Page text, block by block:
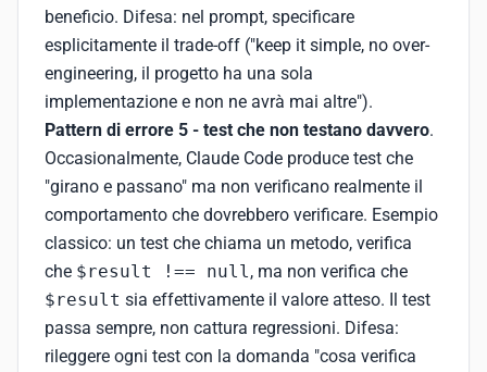
beneficio. Difesa: nel prompt, specificare
esplicitamente il trade-off ("keep it simple, no over-
engineering, il progetto ha una sola
implementazione e non ne avrà mai altre").
Pattern di errore 5 - test che non testano davvero.
Occasionalmente, Claude Code produce test che
"girano e passano" ma non verificano realmente il
comportamento che dovrebbero verificare. Esempio
classico: un test che chiama un metodo, verifica
che $result !== null, ma non verifica che
$result sia effettivamente il valore atteso. Il test
passa sempre, non cattura regressioni. Difesa:
rileggere ogni test con la domanda "cosa verifica